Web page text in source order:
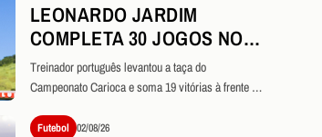
LEONARDO JARDIM
COMPLETA 30 JOGOS NO
COMANDO DO FLAMENGO
COM APROVEITAMENTO
SUPERIOR A 72%
Treinador português levantou a taça do
Campeonato Carioca e soma 19 vitórias à frente do
Futebol 02/08/26